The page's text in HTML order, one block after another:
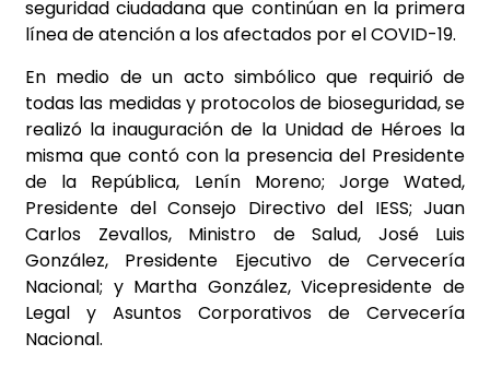
seguridad ciudadana que continúan en la primera
línea de atención a los afectados por el COVID-19.
En medio de un acto simbólico que requirió de
todas las medidas y protocolos de bioseguridad, se
realizó la inauguración de la Unidad de Héroes la
misma que contó con la presencia del Presidente
de la República, Lenín Moreno; Jorge Wated,
Presidente del Consejo Directivo del IESS; Juan
Carlos Zevallos, Ministro de Salud, José Luis
González, Presidente Ejecutivo de Cervecería
Nacional; y Martha González, Vicepresidente de
Legal y Asuntos Corporativos de Cervecería
Nacional.